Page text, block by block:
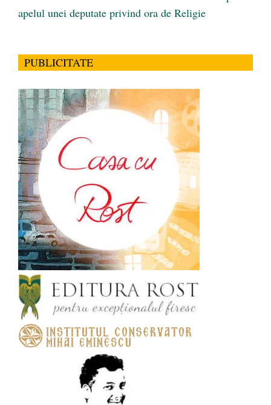
apelul unei deputate privind ora de Religie
PUBLICITATE